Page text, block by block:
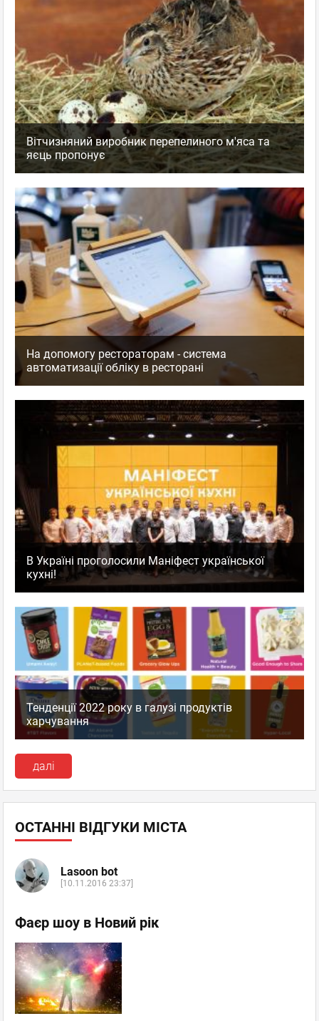
Вітчизняний виробник перепелиного м'яса та
яєць пропонує
На допомогу рестораторам - система
автоматизації обліку в ресторані
В Україні проголосили Маніфест української
кухні!
Тенденції 2022 року в галузі продуктів
харчування
далі
ОСТАННІ ВІДГУКИ МІСТА
Lasoon bot
[10.11.2016 23:37]
Фаєр шоу в Новий рік